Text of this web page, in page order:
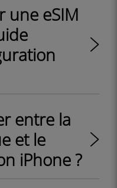
une eSIM
entre la
et le
iPhone ?